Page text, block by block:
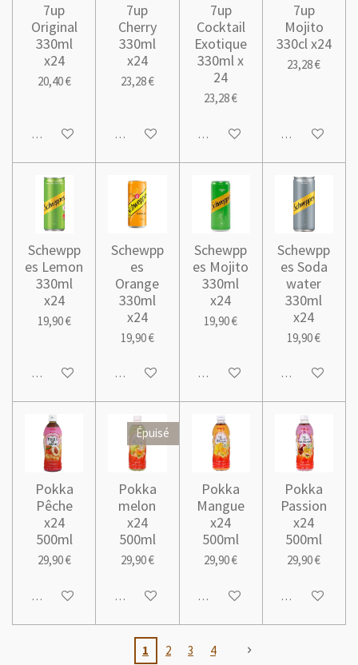
7up
Original
330ml
x24
20,40 €
Ajouter au panier
7up
Cherry
330ml
x24
23,28 €
Ajouter au panier
7up
Cocktail
Exotique
330ml x
24
23,28 €
Ajouter au panier
7up
Mojito
330cl x24
23,28 €
Ajouter au
Schewpp
es Lemon
330ml
x24
19,90 €
Ajouter au panier
Schewpp
es
Orange
330ml
x24
19,90 €
Ajouter au panier
Schewpp
es Mojito
330ml
x24
19,90 €
Ajouter au panier
Schewpp
es Soda
water
330ml
x24
19,90 €
Ajouter au
Pokka
Pêche
x24
500ml
29,90 €
Ajouter au panier
Épuisé
Pokka
melon
x24
500ml
29,90 €
M'avertir si disponible
Pokka
Mangue
x24
500ml
29,90 €
Ajouter au panier
Pokka
Passion
x24
500ml
29,90 €
Ajouter au
1 2 3 4